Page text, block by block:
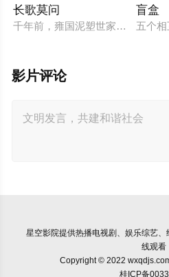
长歌莫问
千年前，雍国泥塑世家楚门因进
盲盒
五个
影片评论
星空影院提供热播电视剧、娱乐综艺
线观看
Copyright © 2022
桂ICP备